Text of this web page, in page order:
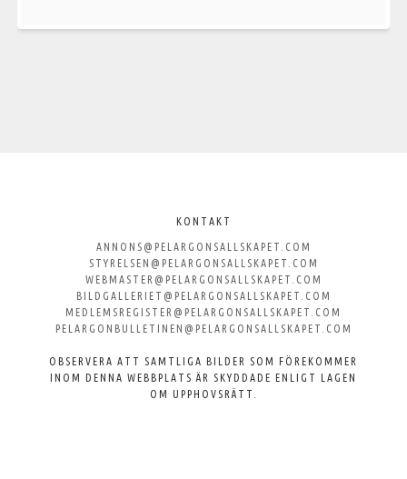
Svenska
Pelargonsällskapet
KONTAKT
ANNONS@PELARGONSALLSKAPET.COM
STYRELSEN@PELARGONSALLSKAPET.COM
WEBMASTER@PELARGONSALLSKAPET.COM
BILDGALLERIET@PELARGONSALLSKAPET.COM
MEDLEMSREGISTER@PELARGONSALLSKAPET.COM
PELARGONBULLETINEN@PELARGONSALLSKAPET.COM
OBSERVERA ATT SAMTLIGA BILDER SOM FÖREKOMMER
INOM DENNA WEBBPLATS ÄR SKYDDADE ENLIGT LAGEN
OM UPPHOVSRÄTT.